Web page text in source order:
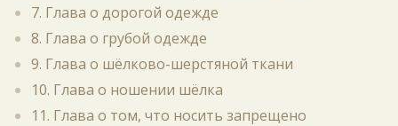
7. Глава о дорогой одежде
8. Глава о грубой одежде
9. Глава о шёлково-шерстяной ткани
10. Глава о ношении шёлка
11. Глава о том, что носить запрещено